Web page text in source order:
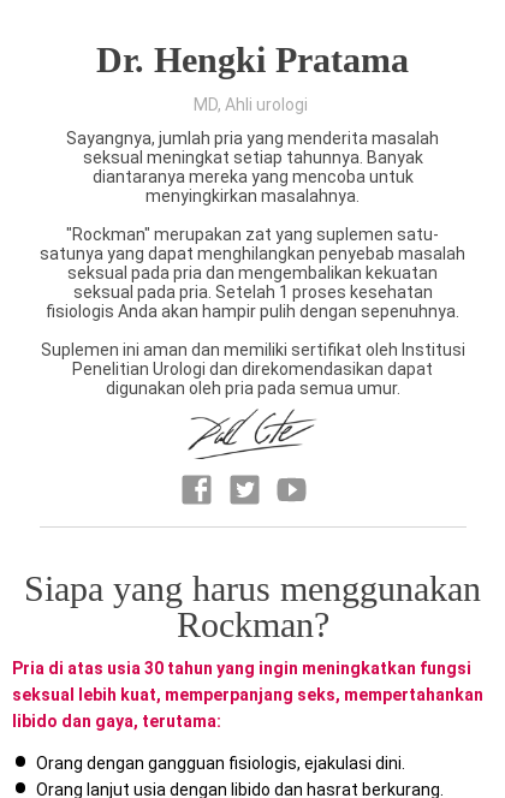
Dr. Hengki Pratama
MD, Ahli urologi
Sayangnya, jumlah pria yang menderita masalah
seksual meningkat setiap tahunnya. Banyak
diantaranya mereka yang mencoba untuk
menyingkirkan masalahnya.
"Rockman" merupakan zat yang suplemen satu-
satunya yang dapat menghilangkan penyebab masalah
seksual pada pria dan mengembalikan kekuatan
seksual pada pria. Setelah 1 proses kesehatan
fisiologis Anda akan hampir pulih dengan sepenuhnya.
Suplemen ini aman dan memiliki sertifikat oleh Institusi
Penelitian Urologi dan direkomendasikan dapat
digunakan oleh pria pada semua umur.
Siapa yang harus menggunakan
Rockman?
Pria di atas usia 30 tahun yang ingin meningkatkan fungsi
seksual lebih kuat, memperpanjang seks, mempertahankan
libido dan gaya, terutama:
Orang dengan gangguan fisiologis, ejakulasi dini.
Orang lanjut usia dengan libido dan hasrat berkurang.